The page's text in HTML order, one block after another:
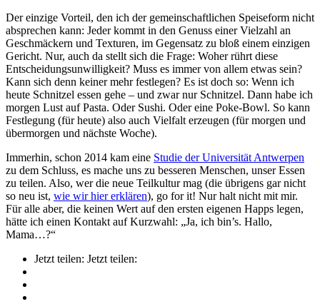
Der einzige Vorteil, den ich der gemeinschaftlichen Speiseform nicht
absprechen kann: Jeder kommt in den Genuss einer Vielzahl an
Geschmäckern und Texturen, im Gegensatz zu bloß einem einzigen
Gericht. Nur, auch da stellt sich die Frage: Woher rührt diese
Entscheidungsunwilligkeit? Muss es immer von allem etwas sein?
Kann sich denn keiner mehr festlegen? Es ist doch so: Wenn ich
heute Schnitzel essen gehe – und zwar nur Schnitzel. Dann habe ich
morgen Lust auf Pasta. Oder Sushi. Oder eine Poke-Bowl. So kann
Festlegung (für heute) also auch Vielfalt erzeugen (für morgen und
übermorgen und nächste Woche).
Immerhin, schon 2014 kam eine Studie der Universität Antwerpen
zu dem Schluss, es mache uns zu besseren Menschen, unser Essen
zu teilen. Also, wer die neue Teilkultur mag (die übrigens gar nicht
so neu ist, wie wir hier erklären), go for it! Nur halt nicht mit mir.
Für alle aber, die keinen Wert auf den ersten eigenen Happs legen,
hätte ich einen Kontakt auf Kurzwahl: „Ja, ich bin’s. Hallo,
Mama…?“
Jetzt teilen: Jetzt teilen: